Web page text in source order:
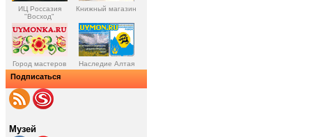
ИЦ Россазия
"Восход"
Книжный магазин
Город мастеров Наследие Алтая
Подписаться
Музей